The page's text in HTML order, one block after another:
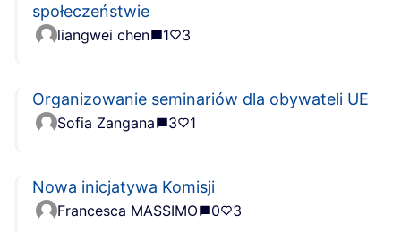
społeczeństwie
liangwei chen 1 3
Organizowanie seminariów dla obywateli UE
Sofia Zangana 3 1
Nowa inicjatywa Komisji
Francesca MASSIMO 0 3